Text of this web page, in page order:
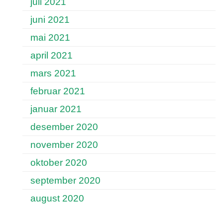
juni 2021
mai 2021
april 2021
mars 2021
februar 2021
januar 2021
desember 2020
november 2020
oktober 2020
september 2020
august 2020